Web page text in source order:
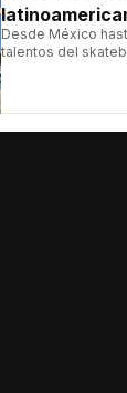
Desde México
talentos del